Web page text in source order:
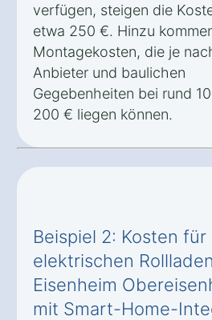
verfügen, steigen die
etwa 250 €. Hinzu
Montagekosten, die je
Anbieter und baulichen
Gegebenheiten bei rund
200 € liegen können.
Beispiel 2: Kosten für
elektrischen
Eisenheim
mit Smart-Home-